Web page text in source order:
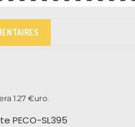
1.27€uro.
PECO-SL395